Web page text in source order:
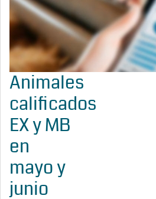
Animales
calificados
EX y MB
en
mayo y
junio